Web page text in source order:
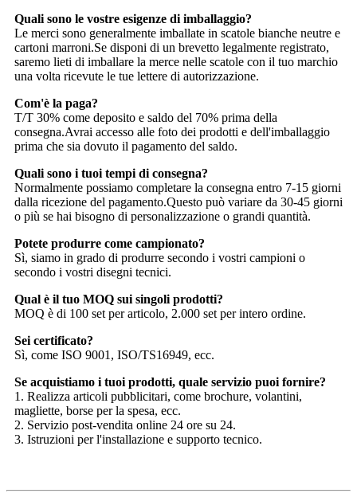
Quali sono le vostre esigenze di imballaggio?
Le merci sono generalmente imballate in scatole bianche neutre e
cartoni marroni.Se disponi di un brevetto legalmente registrato,
saremo lieti di imballare la merce nelle scatole con il tuo marchio
una volta ricevute le tue lettere di autorizzazione.
Com'è la paga?
T/T 30% come deposito e saldo del 70% prima della
consegna.Avrai accesso alle foto dei prodotti e dell'imballaggio
prima che sia dovuto il pagamento del saldo.
Quali sono i tuoi tempi di consegna?
Normalmente possiamo completare la consegna entro 7-15 giorni
dalla ricezione del pagamento.Questo può variare da 30-45 giorni
o più se hai bisogno di personalizzazione o grandi quantità.
Potete produrre come campionato?
Sì, siamo in grado di produrre secondo i vostri campioni o
secondo i vostri disegni tecnici.
Qual è il tuo MOQ sui singoli prodotti?
MOQ è di 100 set per articolo, 2.000 set per intero ordine.
Sei certificato?
Sì, come ISO 9001, ISO/TS16949, ecc.
Se acquistiamo i tuoi prodotti, quale servizio puoi fornire?
1. Realizza articoli pubblicitari, come brochure, volantini,
magliette, borse per la spesa, ecc.
2. Servizio post-vendita online 24 ore su 24.
3. Istruzioni per l'installazione e supporto tecnico.